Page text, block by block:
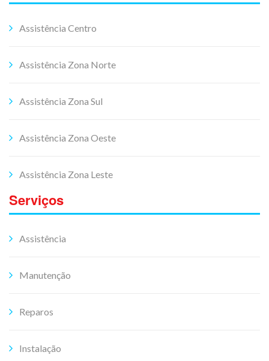
Assistência Centro
Assistência Zona Norte
Assistência Zona Sul
Assistência Zona Oeste
Assistência Zona Leste
Serviços
Assistência
Manutenção
Reparos
Instalação